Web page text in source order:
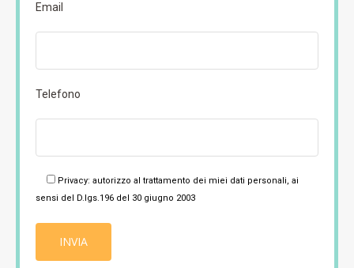
Email
Telefono
Privacy: autorizzo al trattamento dei miei dati personali, ai
sensi del D.lgs.196 del 30 giugno 2003